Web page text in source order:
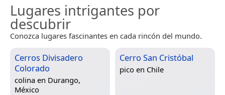
Lugares intrigantes por
descubrir
Conozca lugares fascinantes en cada rincón del mundo.
Cerros Divisadero
Colorado
colina en Durango,
México
Cerro San Cristóbal
pico en Chile